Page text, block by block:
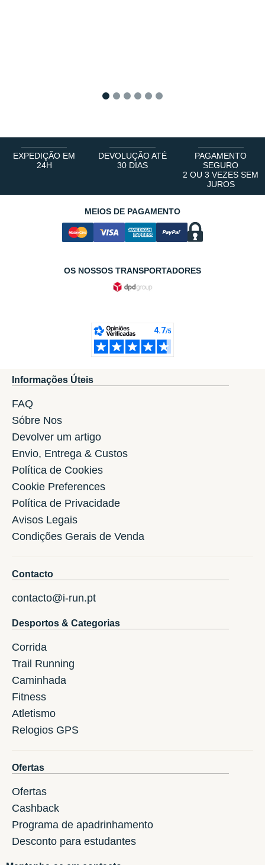
EXPEDIÇÃO EM
24H
DEVOLUÇÃO ATÉ
30 DIAS
PAGAMENTO
SEGURO
2 OU 3 VEZES SEM
JUROS
MEIOS DE PAGAMENTO
OS NOSSOS TRANSPORTADORES
Informações Úteis
FAQ
Sóbre Nos
Devolver um artigo
Envio, Entrega & Custos
Política de Cookies
Cookie Preferences
Política de Privacidade
Avisos Legais
Condições Gerais de Venda
Contacto
contacto@i-run.pt
Desportos & Categorias
Corrida
Trail Running
Caminhada
Fitness
Atletismo
Relogios GPS
Ofertas
Ofertas
Cashback
Programa de apadrinhamento
Desconto para estudantes